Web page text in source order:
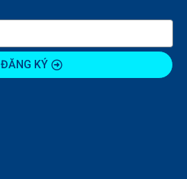
ĐĂNG KÝ